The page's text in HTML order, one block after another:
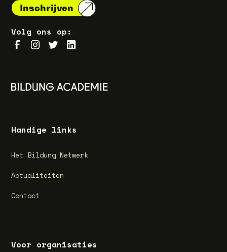
Volg ons op:
Handige links
Het Bildung Netwerk
Actualiteiten
Contact
Voor organisaties